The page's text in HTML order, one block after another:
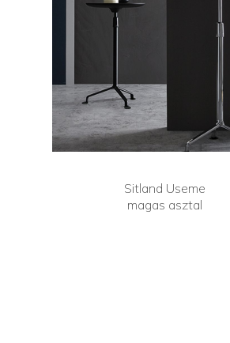
Sitland Useme
magas asztal